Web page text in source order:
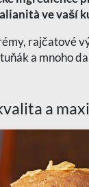
ve vaší
rajčatové
tuňák a mnoho
a